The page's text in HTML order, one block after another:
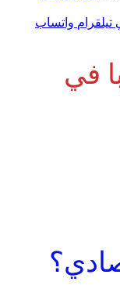
تيلقرام واتساب
في